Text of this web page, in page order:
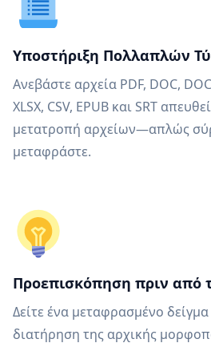
Υποστήριξη Πολλαπλών
Ανεβάστε αρχεία PDF, DOC,
XLSX, CSV, EPUB και SRT
μετατροπή αρχείων—απλώς
μεταφράστε.
Προεπισκόπηση πριν από
Δείτε ένα μεταφρασμένο
διατήρηση της αρχικής